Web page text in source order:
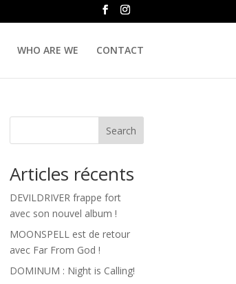
WHO ARE WE CONTACT
Search
Articles récents
DEVILDRIVER frappe fort
avec son nouvel album !
MOONSPELL est de retour
avec Far From God !
DOMINUM : Night is Calling!